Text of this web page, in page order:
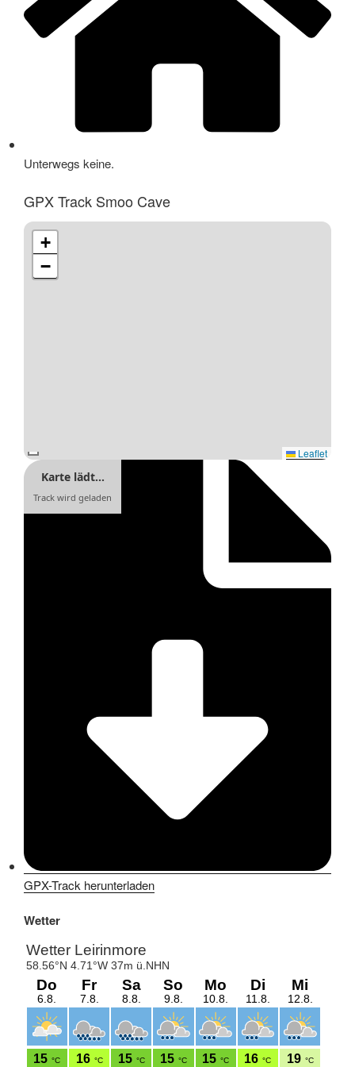
Unterwegs keine.
GPX Track Smoo Cave
+
−
Leaflet
Karte lädt…
Track wird geladen
GPX-Track herunterladen
Wetter